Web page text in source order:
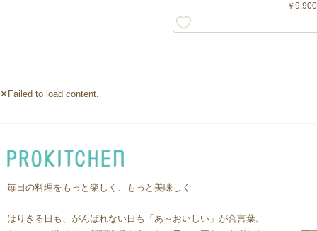
￥
✕Failed to load content.
毎日の料理をもっと楽しく、もっと美味しく
はりきる日も、がんばれない日も「あ～おいしい」が合言葉。